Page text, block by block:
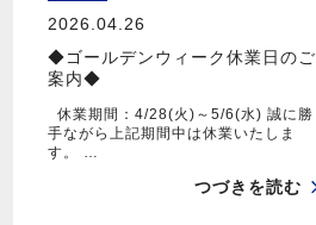
2026.04.26
◆ゴールデンウィーク休業日のご
案内◆
休業期間：4/28(火)～5/6(水) 誠に勝
手ながら上記期間中は休業いたしま
す。 …
つづきを読む